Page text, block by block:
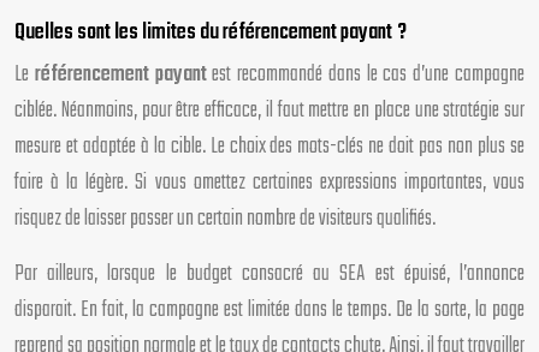
Quelles sont les limites du référencement payant ?
Leréférencement payantest recommandé dans le cas d’une campagne
ciblée. Néanmoins, pour être efficace, il faut mettre en place une stratégie sur
mesure et adaptée à la cible. Le choix des mots-clés ne doit pas non plus se
faire à la légère. Si vous omettez certaines expressions importantes, vous
risquez de laisser passer un certain nombre de visiteurs qualifiés.
Par ailleurs, lorsque le budget consacré au SEA est épuisé, l’annonce
disparait. En fait, la campagne est limitée dans le temps. De la sorte, la page